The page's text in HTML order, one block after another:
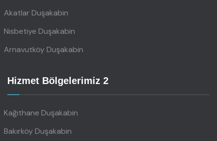
Akatlar Duşakabin
Nisbetiye Duşakabin
Arnavutköy Duşakabin
Hizmet Bölgelerimiz 2
Kağıthane Duşakabin
Bakırköy Duşakabin